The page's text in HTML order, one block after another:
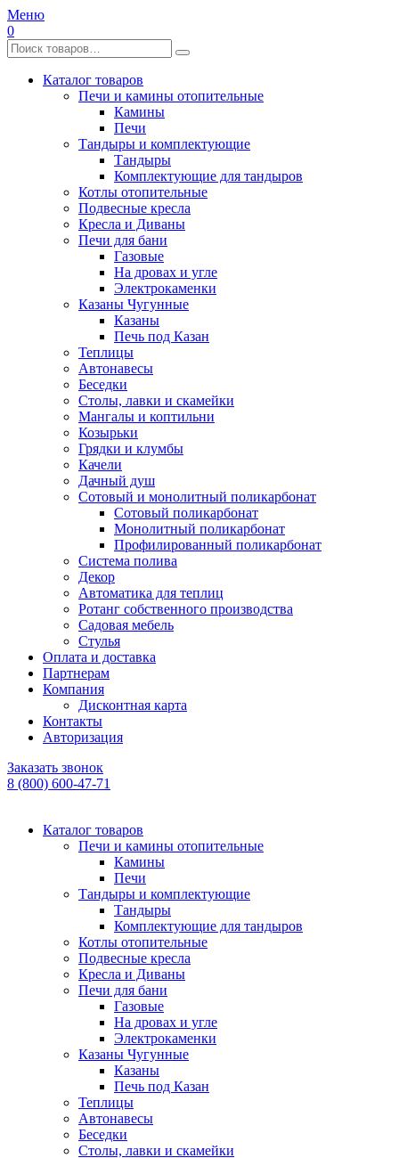
Меню
0
Каталог товаров
Печи и камины отопительные
Камины
Печи
Тандыры и комплектующие
Тандыры
Комплектующие для тандыров
Котлы отопительные
Подвесные кресла
Кресла и Диваны
Печи для бани
Газовые
На дровах и угле
Электрокаменки
Казаны Чугунные
Казаны
Печь под Казан
Теплицы
Автонавесы
Беседки
Столы, лавки и скамейки
Мангалы и коптильни
Козырьки
Грядки и клумбы
Качели
Дачный душ
Сотовый и монолитный поликарбонат
Сотовый поликарбонат
Монолитный поликарбонат
Профилированный поликарбонат
Система полива
Декор
Автоматика для теплиц
Ротанг собственного производства
Садовая мебель
Стулья
Оплата и доставка
Партнерам
Компания
Дисконтная карта
Контакты
Авторизация
Заказать звонок
8 (800) 600-47-71
Каталог товаров
Печи и камины отопительные
Камины
Печи
Тандыры и комплектующие
Тандыры
Комплектующие для тандыров
Котлы отопительные
Подвесные кресла
Кресла и Диваны
Печи для бани
Газовые
На дровах и угле
Электрокаменки
Казаны Чугунные
Казаны
Печь под Казан
Теплицы
Автонавесы
Беседки
Столы, лавки и скамейки